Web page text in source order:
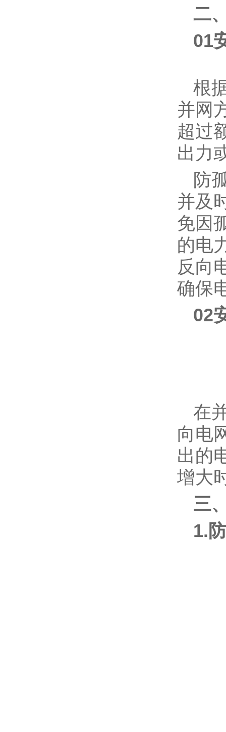
二
01
根
并网
超过
出力
防
并及
免因
的电
反向
确保
02
在
向电
出的
增大
三
1.